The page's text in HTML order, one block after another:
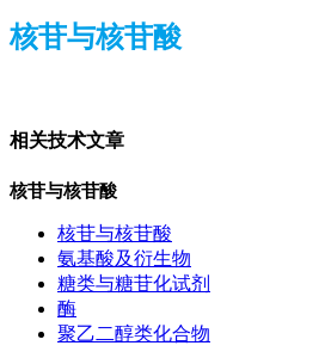
核苷与核苷酸
相关技术文章
核苷与核苷酸
核苷与核苷酸
氨基酸及衍生物
糖类与糖苷化试剂
酶
聚乙二醇类化合物